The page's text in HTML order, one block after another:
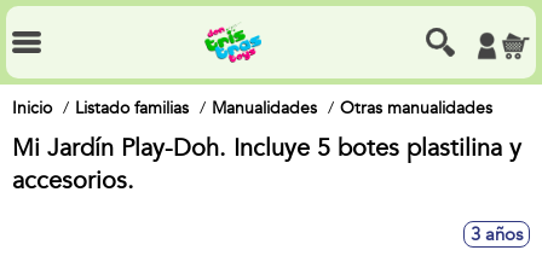
Inicio Listado familias Manualidades Otras manualidades
Mi Jardín Play-Doh. Incluye 5 botes plastilina y
accesorios.
3 años